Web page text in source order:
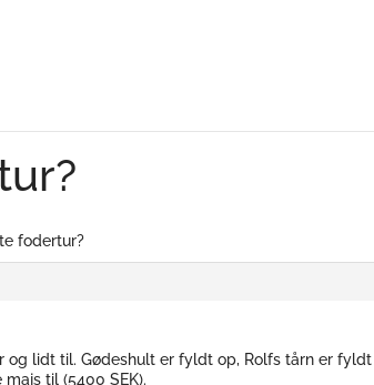
fodertur?
lidt til. Gødeshult er fyldt op, Rolfs tårn er fyldt
til (5400 SEK).